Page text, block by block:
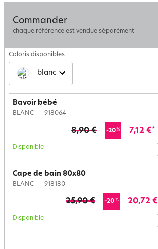
Commander
chaque référence est vendue séparément
Coloris disponibles
blanc
Bavoir bébé
BLANC 918064
8,90 € -20% 7,12 €*
Disponible
Cape de bain 80x80
BLANC 918180
25,90 € -20% 20,72 €
Disponible